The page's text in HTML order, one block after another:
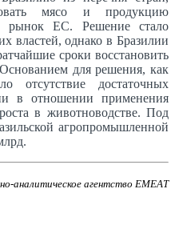
мясо и продукцию
рынок ЕС. Решение стало
властей, однако в Бразилии
сроки восстановить
для решения, как
отсутствие достаточных
в отношении применения
в животноводстве. Под
агропромышленной
аналитическое агентство EMEAT